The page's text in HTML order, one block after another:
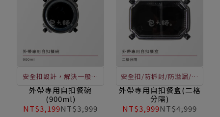
安全扣設計，解決一般餐
盒容器溢漏等問題
外帶專用自扣餐碗
(900ml)
NT$3,199NT$3,999
安全扣/防拆封/防溢漏/高
密合保鮮/ 透亮美觀
外帶專用自扣餐盒(二格
分隔)
NT$3,999NT$4,999